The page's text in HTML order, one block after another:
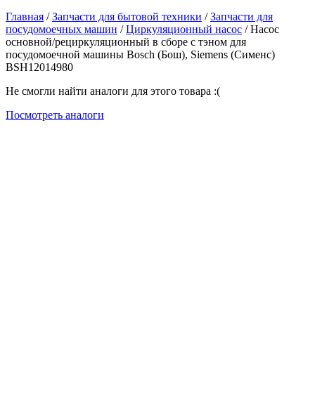
Главная /Запчасти для бытовой техники /Запчасти для
посудомоечных машин /Циркуляционный насос / Насос
основной/рециркуляционный в сборе с тэном для
посудомоечной машины Bosch (Бош), Siemens (Сименс)
BSH12014980
Не смогли найти аналоги для этого товара :(
Посмотреть аналоги